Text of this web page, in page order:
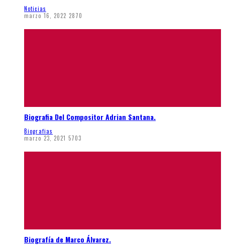
Noticias
marzo 16, 2022 2870
Biografia Del Compositor Adrian Santana.
Biografias
marzo 23, 2021 5703
Biografía de Marco Álvarez.